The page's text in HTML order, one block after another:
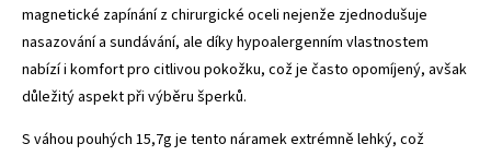
magnetické zapínání z chirurgické oceli nejenže zjednodušuje
nasazování a sundávání, ale díky hypoalergenním vlastnostem
nabízí i komfort pro citlivou pokožku, což je často opomíjený, avšak
důležitý aspekt při výběru šperků.
S váhou pouhých 15,7g je tento náramek extrémně lehký, což